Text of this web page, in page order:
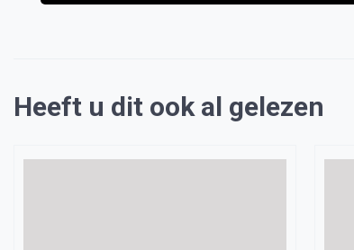
Heeft u dit ook al gelezen